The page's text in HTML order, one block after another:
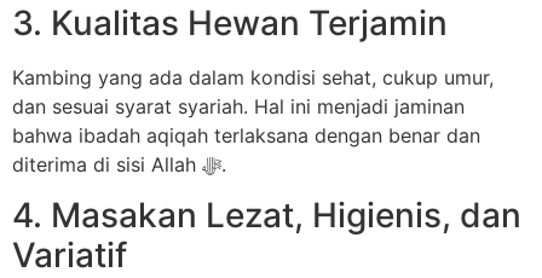
3. Kualitas Hewan Terjamin
Kambing yang ada dalam kondisi sehat, cukup umur,
dan sesuai syarat syariah. Hal ini menjadi jaminan
bahwa ibadah aqiqah terlaksana dengan benar dan
diterima di sisi Allah ﷻ.
4. Masakan Lezat, Higienis, dan
Variatif